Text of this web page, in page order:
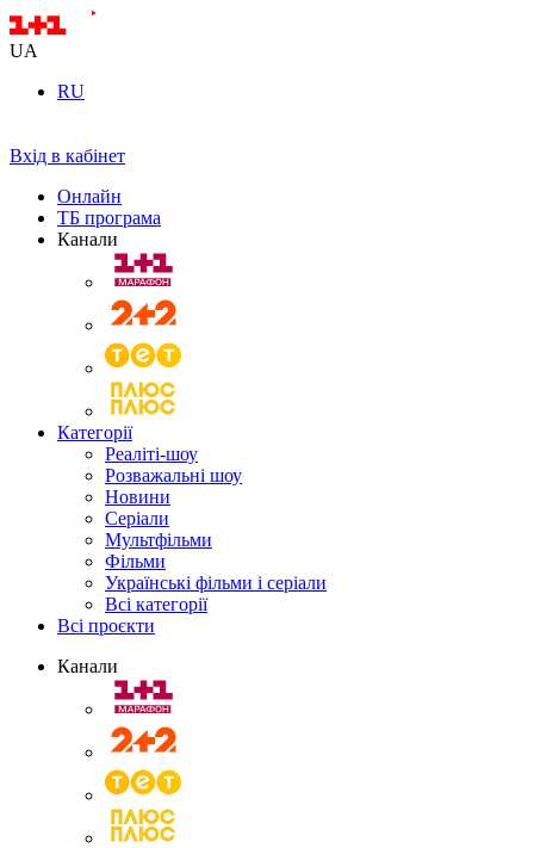
UA
RU
Вхід в кабінет
Онлайн
ТБ програма
Канали
Категорії
Реаліті-шоу
Розважальні шоу
Новини
Серіали
Мультфільми
Фільми
Українські фільми і серіали
Всі категорії
Всі проєкти
Канали